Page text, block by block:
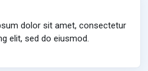
dolor sit amet, consectetur
elit, sed do eiusmod.